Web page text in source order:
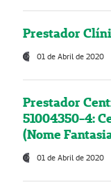
Prestador
01 de Abril de 2020
Prestador
51004350-4:
(Nome
01 de Abril de 2020